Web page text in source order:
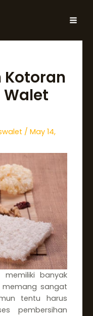
Kotoran
Walet
/ May 14,
banyak
memang sangat
tentu harus
pembersihan